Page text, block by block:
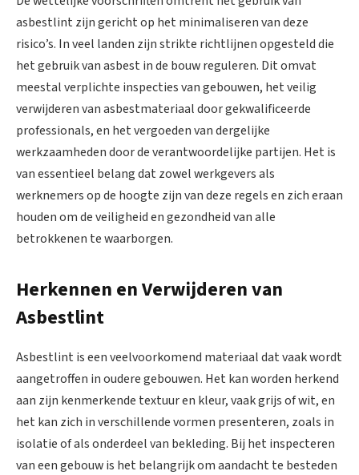
asbestlint zijn gericht op het minimaliseren van deze
risico’s. In veel landen zijn strikte richtlijnen opgesteld die
het gebruik van asbest in de bouw reguleren. Dit omvat
meestal verplichte inspecties van gebouwen, het veilig
verwijderen van asbestmateriaal door gekwalificeerde
professionals, en het vergoeden van dergelijke
werkzaamheden door de verantwoordelijke partijen. Het is
van essentieel belang dat zowel werkgevers als
werknemers op de hoogte zijn van deze regels en zich eraan
houden om de veiligheid en gezondheid van alle
betrokkenen te waarborgen.
Herkennen en Verwijderen van
Asbestlint
Asbestlint is een veelvoorkomend materiaal dat vaak wordt
aangetroffen in oudere gebouwen. Het kan worden herkend
aan zijn kenmerkende textuur en kleur, vaak grijs of wit, en
het kan zich in verschillende vormen presenteren, zoals in
isolatie of als onderdeel van bekleding. Bij het inspecteren
van een gebouw is het belangrijk om aandacht te besteden